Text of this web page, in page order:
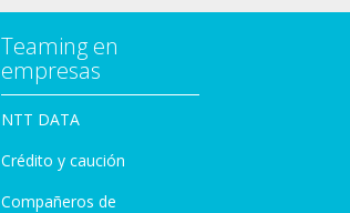
Teaming en
empresas
NTT DATA
Crédito y caución
Compañeros de